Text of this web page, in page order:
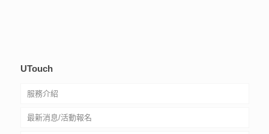
UTouch
服務介紹
社工驗證
最新消息/活動報名